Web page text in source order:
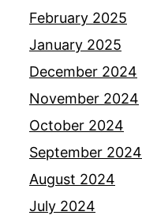
February 2025
January 2025
December 2024
November 2024
October 2024
September 2024
August 2024
July 2024